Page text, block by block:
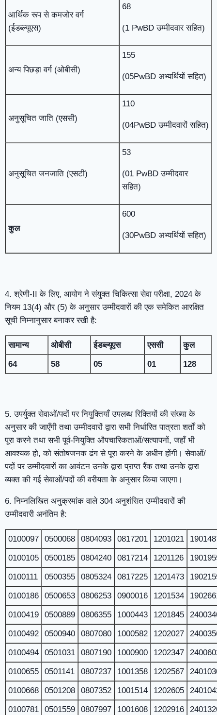
आर्थिक रूप से कमजोर वर्ग
(ईडब्ल्यूएस)
68
(1 PwBD उम्मीदवार सहित)
अन्य पिछड़ा वर्ग (ओबीसी)
155
(05PwBD अभ्यर्थियों सहित)
अनुसूचित जाति (एससी)
110
(04PwBD उम्मीदवारों सहित)
अनुसूचित जनजाति (एसटी)
53
(01 PwBD उम्मीदवार
सहित)
कुल
600
(30PwBD अभ्यर्थियों सहित)
4. श्रेणी-II के लिए, आयोग ने संयुक्त चिकित्सा सेवा परीक्षा, 2024 के
नियम 13(4) और (5) के अनुसार उम्मीदवारों की एक समेकित आरक्षित
सूची निम्नानुसार बनाकर रखी है:
सामान्य ओबीसी ईडब्ल्यूएस एससी कुल
64 58 05 01 128
5. उपर्युक्त सेवाओं/पदों पर नियुक्तियाँ उपलब्ध रिक्तियों की संख्या के
अनुसार की जाएँगी तथा उम्मीदवारों द्वारा सभी निर्धारित पात्रता शर्तों को
पूरा करने तथा सभी पूर्व-नियुक्ति औपचारिकताओं/सत्यापनों, जहाँ भी
आवश्यक हो, को संतोषजनक ढंग से पूरा करने के अधीन होंगी। सेवाओं/
पदों पर उम्मीदवारों का आवंटन उनके द्वारा प्राप्त रैंक तथा उनके द्वारा
व्यक्त की गई सेवाओं/पदों की वरीयता के अनुसार किया जाएगा।
6. निम्नलिखित अनुक्रमांक वाले 304 अनुशंसित उम्मीदवारों की
उम्मीदवारी अनंतिम है:
0100097 0500068 0804093 0817201 1201021
0100105 0500185 0804240 0817214 1201126
0100111 0500355 0805324 0817225 1201473
0100186 0500653 0806253 0900016 1201534
0100419 0500889 0806355 1000443 1201845
0100492 0500940 0807080 1000582 1202027
0100494 0501031 0807190 1000900 1202347
0100655 0501141 0807237 1001358 1202567
0100668 0501208 0807352 1001514 1202605
0100781 0501559 0807997 1001608 1202916